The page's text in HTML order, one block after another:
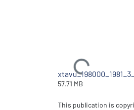
Ladataan...
57.71 MB
This publication is